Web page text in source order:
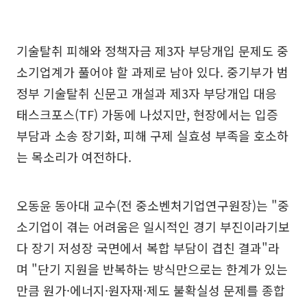
기술탈취 피해와 정책자금 제3자 부당개입 문제도 중
소기업계가 풀어야 할 과제로 남아 있다. 중기부가 범
정부 기술탈취 신문고 개설과 제3자 부당개입 대응
태스크포스(TF) 가동에 나섰지만, 현장에서는 입증
부담과 소송 장기화, 피해 구제 실효성 부족을 호소하
는 목소리가 여전하다.
오동윤 동아대 교수(전 중소벤처기업연구원장)는 "중
소기업이 겪는 어려움은 일시적인 경기 부진이라기보
다 장기 저성장 국면에서 복합 부담이 겹친 결과"라
며 "단기 지원을 반복하는 방식만으로는 한계가 있는
만큼 원가·에너지·원자재·제도 불확실성 문제를 종합